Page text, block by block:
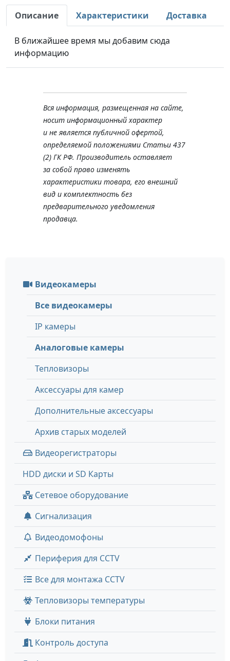
Описание Характеристики Доставка
В ближайшее время мы добавим сюда
информацию
Вся информация, размещенная на сайте,
носит информационный характер
и не является публичной офертой,
определяемой положениями Статьи 437
(2) ГК РФ. Производитель оставляет
за собой право изменять
характеристики товара, его внешний
вид и комплектность без
предварительного уведомления
продавца.
Видеокамеры
Все видеокамеры
IP камеры
Аналоговые камеры
Тепловизоры
Аксессуары для камер
Дополнительные аксессуары
Архив старых моделей
Видеорегистраторы
HDD диски и SD Карты
Сетевое оборудование
Сигнализация
Видеодомофоны
Периферия для CCTV
Все для монтажа CCTV
Тепловизоры температуры
Блоки питания
Контроль доступа